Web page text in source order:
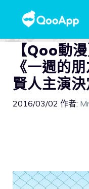
【Qoo動
《一週的
賢人主演
2016/03/02 作者: